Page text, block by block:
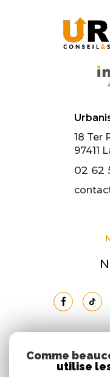
18 Ter
97411
02 62
Comme
utilise